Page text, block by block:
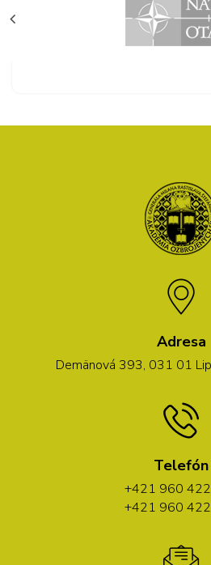
Adresa
Demänová 393, 031 01
Telefón
+421 960
+421 960